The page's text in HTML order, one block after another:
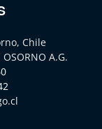
Chile
OSORNO A.G.